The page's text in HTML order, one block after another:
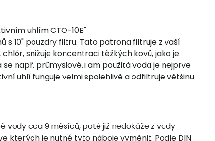
uhlím CTO-10B"
10" pouzdry filtru. Tato patrona filtruje z vaší
snižuje koncentraci těžkých kovů, jako je
např. průmyslově.Tam použitá voda je nejprve
uhlí funguje velmi spolehlivě a odfiltruje většinu
cca 9 měsíců, poté již nedokáže z vody
kterých je nutné tyto náboje vyměnit. Podle DIN